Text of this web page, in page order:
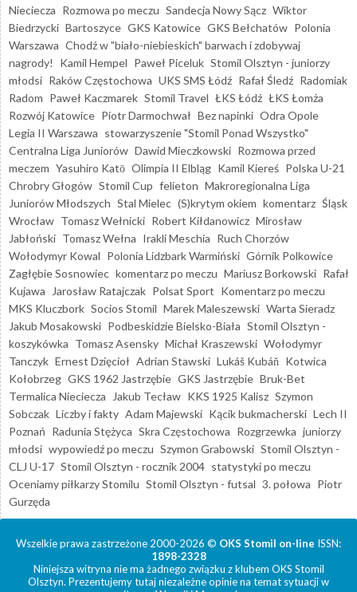
Nieciecza Rozmowa po meczu Sandecja Nowy Sącz Wiktor
Biedrzycki Bartoszyce GKS Katowice GKS Bełchatów Polonia
Warszawa Chodź w "biało-niebieskich" barwach i zdobywaj
nagrody!
Kamil Hempel Paweł Piceluk Stomil Olsztyn - juniorzy
młodsi Raków Częstochowa UKS SMS Łódź Rafał Śledź Radomiak
Radom Paweł Kaczmarek Stomil Travel ŁKS Łódź ŁKS Łomża
Rozwój Katowice Piotr Darmochwał Bez napinki Odra Opole
Legia II Warszawa stowarzyszenie "Stomil Ponad Wszystko"
Centralna Liga Juniorów Dawid Mieczkowski Rozmowa przed
meczem Yasuhiro Katō Olimpia II Elbląg Kamil Kiereś Polska U-21
Chrobry Głogów Stomil Cup felieton Makroregionalna Liga
Juniorów Młodszych Stal Mielec (S)krytym okiem komentarz Śląsk
Wrocław Tomasz Wełnicki Robert Kiłdanowicz Mirosław
Jabłoński Tomasz Wełna Irakli Meschia Ruch Chorzów
Wołodymyr Kowal Polonia Lidzbark Warmiński Górnik Polkowice
Zagłębie Sosnowiec komentarz po meczu Mariusz Borkowski Rafał
Kujawa
Jarosław Ratajczak Polsat Sport Komentarz po meczu
MKS Kluczbork Socios Stomil Marek Maleszewski Warta Sieradz
Jakub Mosakowski Podbeskidzie Bielsko-Biała Stomil Olsztyn -
koszykówka Tomasz Asensky Michał Kraszewski Wołodymyr
Tanczyk Ernest Dzięcioł Adrian Stawski Lukáš Kubáň Kotwica
Kołobrzeg GKS 1962 Jastrzębie GKS Jastrzębie Bruk-Bet
Termalica Nieciecza
Jakub Tecław KKS 1925 Kalisz Szymon
Sobczak Liczby i fakty Adam Majewski Kącik bukmacherski Lech II
Poznań Radunia Stężyca Skra Częstochowa Rozgrzewka juniorzy
młodsi wypowiedź po meczu Szymon Grabowski Stomil Olsztyn -
CLJ U-17 Stomil Olsztyn - rocznik 2004 statystyki po meczu
Oceniamy piłkarzy Stomilu Stomil Olsztyn - futsal 3. połowa Piotr
Gurzęda
Wszelkie prawa zastrzeżone 2000-2026 © OKS Stomil on-line ISSN:
1898-2328
Niniejsza witryna nie ma żadnego związku z klubem OKS Stomil
Olsztyn. Prezentujemy tutaj niezależne opinie na temat sytuacji w